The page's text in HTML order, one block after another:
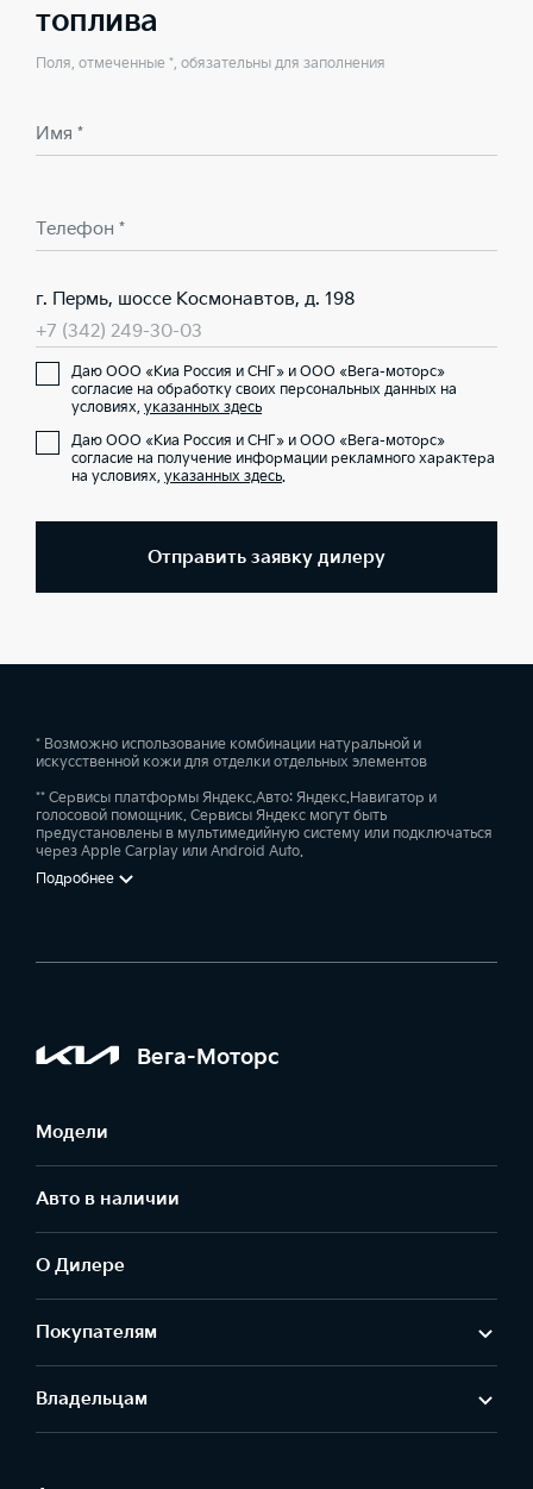
топлива
Поля, отмеченные *, обязательны для заполнения
Имя *
Телефон *
г. Пермь, шоссе Космонавтов, д. 198
+7 (342) 249-30-03
Даю ООО «Киа Россия и СНГ» и ООО «Вега-моторс»
согласие на обработку своих персональных данных на
условиях, указанных здесь
Даю ООО «Киа Россия и СНГ» и ООО «Вега-моторс»
согласие на получение информации рекламного характера
на условиях, указанных здесь.
Отправить заявку дилеру
* Возможно использование комбинации натуральной и
искусственной кожи для отделки отдельных элементов
** Сервисы платформы Яндекс.Авто: Яндекс.Навигатор и
голосовой помощник. Сервисы Яндекс могут быть
предустановлены в мультимедийную систему или подключаться
через Apple Carplay или Android Auto.
Подробнее
Вега-Моторс
Модели
Авто в наличии
О Дилере
Покупателям
Владельцам